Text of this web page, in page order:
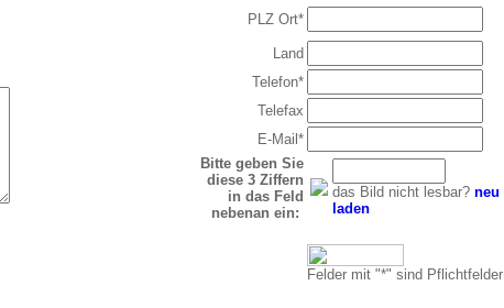
PLZ Ort*
Land
Telefon*
Telefax
E-Mail*
Bitte geben Sie
diese 3 Ziffern
in das Feld
nebenan ein:
das Bild nicht lesbar? neu
laden
Felder mit "*" sind Pflichtfelder